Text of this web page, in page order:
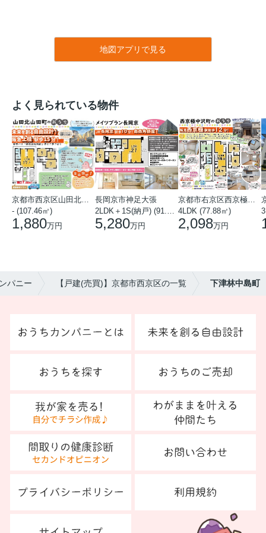
地図アプリで見る
よく見られている物件
京都市西京区山田北山田町
- (107.46㎡)
1,880万円
長岡京市神足大張
2LDK＋1S(納戸) (91.78㎡)
5,280万円
京都市右京区西京極中沢町
4LDK (77.88㎡)
2,098万円
パニー 【戸建(売買)】京都市西京区の一覧 下津林中島町